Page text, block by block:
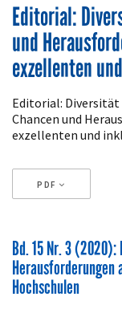
Editorial:
und
exzellenten
Artikelinhalt
Editorial: Diversität
Chancen und
exzellenten und
PDF
Bd. 15 Nr. 3
Herausforderungen
Hochschulen